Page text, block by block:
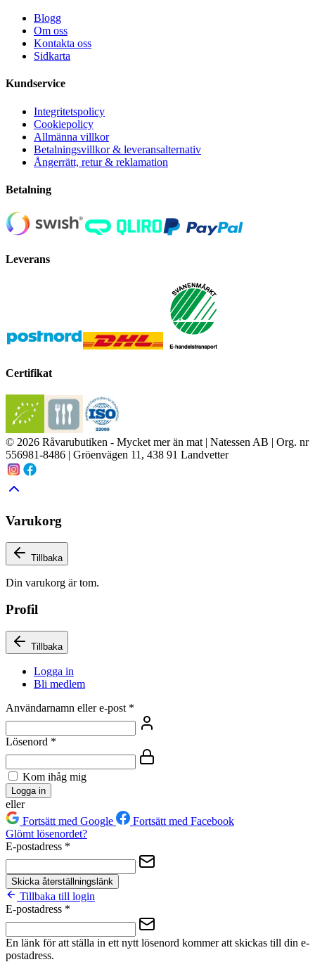
Blogg
Om oss
Kontakta oss
Sidkarta
Kundservice
Integritetspolicy
Cookiepolicy
Allmänna villkor
Betalningsvillkor & leveransalternativ
Ångerrätt, retur & reklamation
Betalning
Leverans
Certifikat
© 2026 Råvarubutiken - Mycket mer än mat | Natessen AB | Org. nr
556981-8486 | Gröenvägen 11, 438 91 Landvetter
Varukorg
Tillbaka
Din varukorg är tom.
Profil
Tillbaka
Logga in
Bli medlem
Användarnamn eller e-post *
Lösenord *
Kom ihåg mig
Logga in
eller
Fortsätt med Google
Fortsätt med Facebook
Glömt lösenordet?
E-postadress *
Skicka återställningslänk
Tillbaka till login
E-postadress *
En länk för att ställa in ett nytt lösenord kommer att skickas till din e-
postadress.